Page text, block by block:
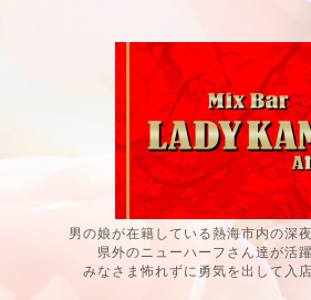
男の娘が在籍している熱海市内の深
県外のニューハーフさん達が活
みなさま怖れずに勇気を出して入